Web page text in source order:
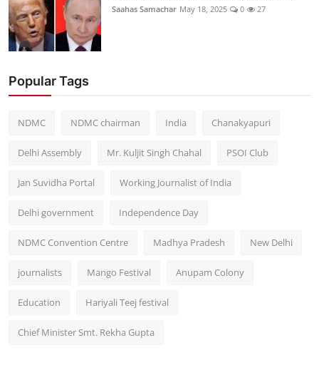
Saahas Samachar May 18, 2025 0 27
Popular Tags
NDMC NDMC chairman India Chanakyapuri
Delhi Assembly Mr. Kuljit Singh Chahal PSOI Club
Jan Suvidha Portal Working Journalist of India
Delhi government Independence Day
NDMC Convention Centre Madhya Pradesh New Delhi
journalists Mango Festival Anupam Colony
Education Hariyali Teej festival
Chief Minister Smt. Rekha Gupta